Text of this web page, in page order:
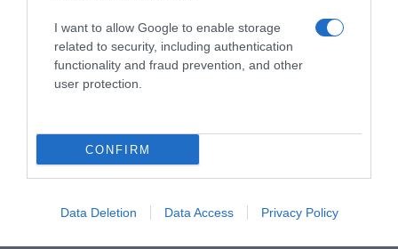
I want to allow Google to enable storage
related to security, including authentication
functionality and fraud prevention, and other
user protection.
CONFIRM
Data Deletion Data Access Privacy Policy
Χειροπέδες σε 12 οπαδούς κατά τη
ΤΣΣΚΑ 1948 στο ΟΑΚΑ